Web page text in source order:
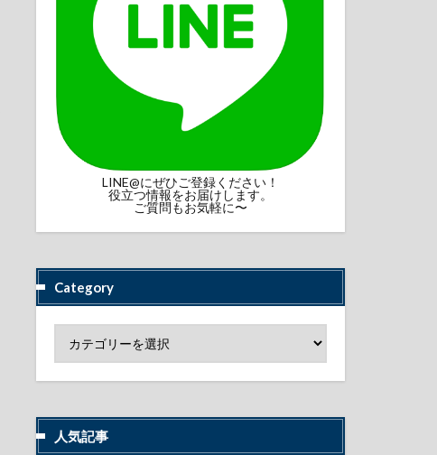
LINE@にぜひご登録ください！
役立つ情報をお届けします。
ご質問もお気軽に〜
Category
人気記事